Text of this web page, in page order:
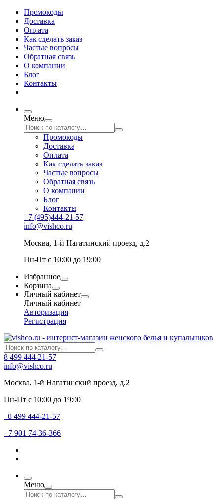
Промокоды
Доставка
Оплата
Как сделать заказ
Частые вопросы
Обратная связь
О компании
Блог
Контакты
Меню
Промокоды
Доставка
Оплата
Как сделать заказ
Частые вопросы
Обратная связь
О компании
Блог
Контакты
+7 (495)444-21-57
info@vishco.ru
Москва, 1-й Нагатинский проезд, д.2
Пн-Пт с 10:00 до 19:00
Избранное
Корзина
Личный кабинет
Личный кабинет
Авторизация
Регистрация
8 499 444-21-57
info@vishco.ru
Москва, 1-й Нагатинский проезд, д.2
Пн-Пт с 10:00 до 19:00
8 499 444-21-57
+7 901 74-36-366
Меню